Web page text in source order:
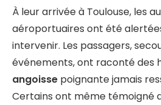
À leur arrivée à Toulouse, les
aéroportuaires ont été
intervenir. Les passagers,
événements, ont raconté des
angoisse poignante jamais
Certains ont même témoigné